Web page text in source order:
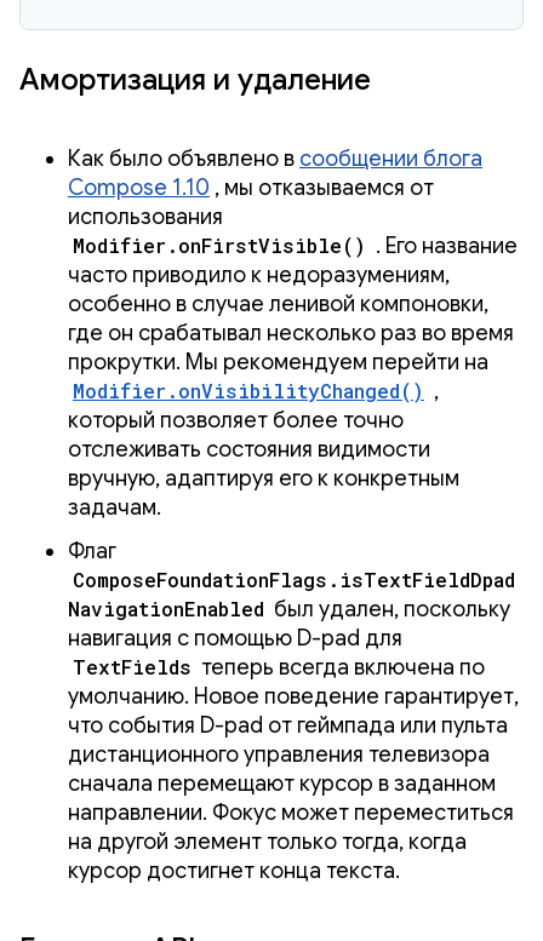
Амортизация и удаление
Как было объявлено в сообщении блога
Compose 1.10 , мы отказываемся от
использования
Modifier.onFirstVisible() . Его название
часто приводило к недоразумениям,
особенно в случае ленивой компоновки,
где он срабатывал несколько раз во время
прокрутки. Мы рекомендуем перейти на
Modifier.onVisibilityChanged() ,
который позволяет более точно
отслеживать состояния видимости
вручную, адаптируя его к конкретным
задачам.
Флаг
ComposeFoundationFlags.isTextFieldDpad
NavigationEnabled был удален, поскольку
навигация с помощью D-pad для
TextFields теперь всегда включена по
умолчанию. Новое поведение гарантирует,
что события D-pad от геймпада или пульта
дистанционного управления телевизора
сначала перемещают курсор в заданном
направлении. Фокус может переместиться
на другой элемент только тогда, когда
курсор достигнет конца текста.